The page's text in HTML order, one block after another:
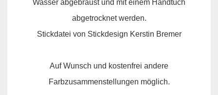
Wasser abgebraust und mit einem Handtuch
abgetrocknet werden.
Stickdatei von Stickdesign Kerstin Bremer
Auf Wunsch und kostenfrei andere
Farbzusammenstellungen möglich.